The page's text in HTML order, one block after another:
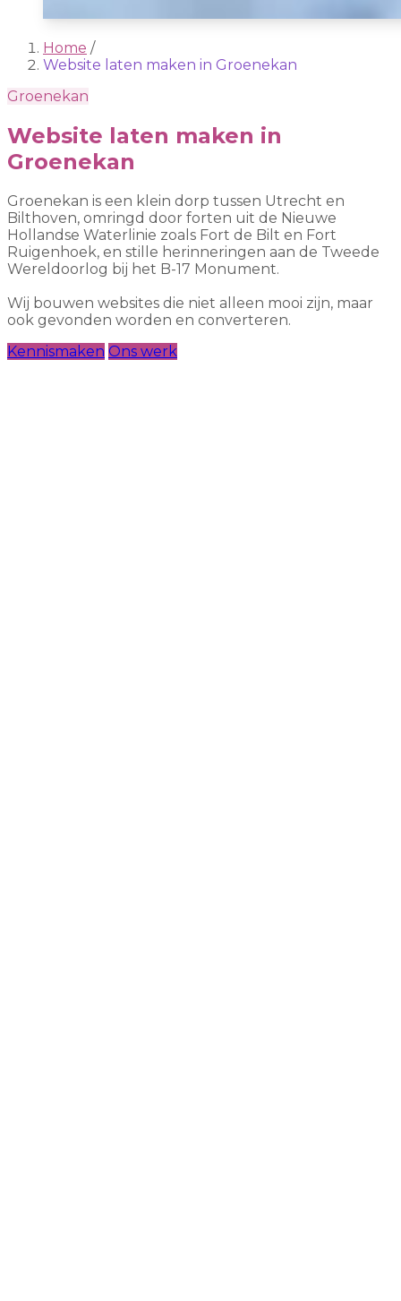
Home /
Website laten maken in Groenekan
Groenekan
Website laten maken in
Groenekan
Groenekan is een klein dorp tussen Utrecht en
Bilthoven, omringd door forten uit de Nieuwe
Hollandse Waterlinie zoals Fort de Bilt en Fort
Ruigenhoek, en stille herinneringen aan de Tweede
Wereldoorlog bij het B-17 Monument.
Wij bouwen websites die niet alleen mooi zijn, maar
ook gevonden worden en converteren.
Kennismaken Ons werk